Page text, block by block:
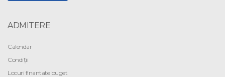
ADMITERE
Calendar
Condiții
Locuri finantate buget